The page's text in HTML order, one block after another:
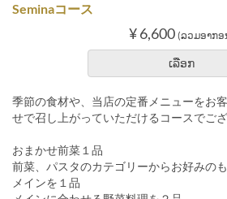
Seminaコース
¥ 6,600 (ລວມອາກອ
ເລືອກ
季節の食材や、当店の定番メニューをお
せで召し上がっていただけるコースでござ
おまかせ前菜１品
前菜、パスタのカテゴリーからお好みの
メインを１品